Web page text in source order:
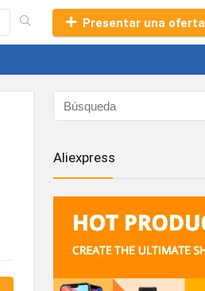
Presentar una oferta
Aliexpress